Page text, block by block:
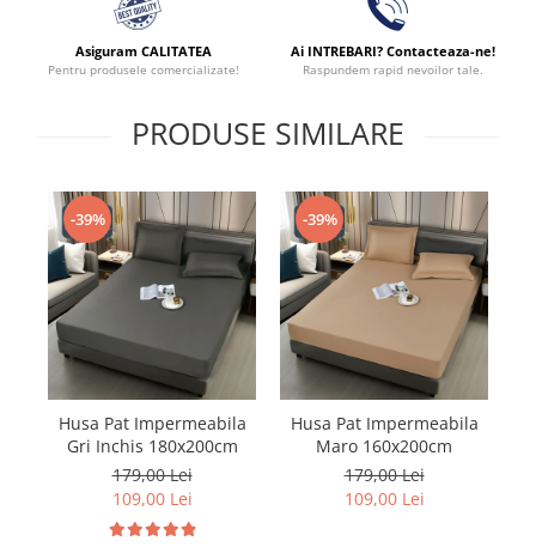
Asiguram CALITATEA
Pentru produsele comercializate!
Ai INTREBARI? Contacteaza-ne!
Raspundem rapid nevoilor tale.
PRODUSE SIMILARE
-39%
Husa Pat Impermeabila
Gri Inchis 180x200cm
179,00 Lei
109,00 Lei
-39%
Husa Pat Impermeabila
Maro 160x200cm
179,00 Lei
109,00 Lei